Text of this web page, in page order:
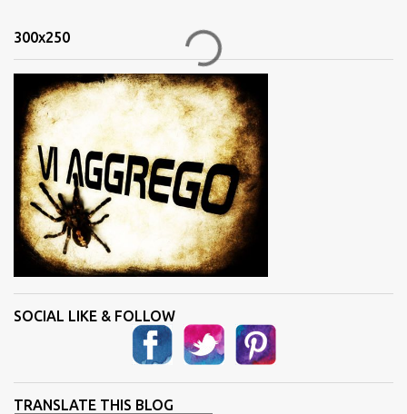
n
i
300x250
SOCIAL LIKE & FOLLOW
TRANSLATE THIS BLOG